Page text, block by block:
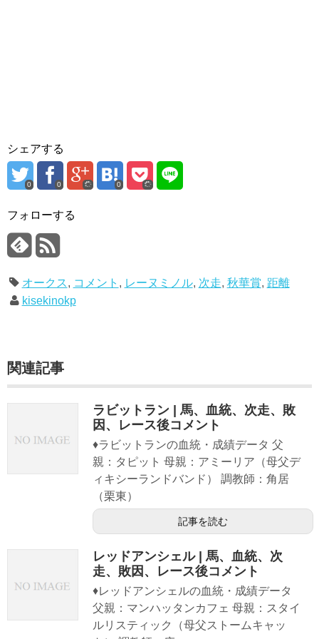
シェアする
0 0 0
フォローする
オークス, コメント , レーヌミノル, 次走, 秋華賞, 距離
kisekinokp
関連記事
ラビットラン | 馬、血統、次走、敗
因、レース後コメント
♦ラビットランの血統・成績データ 父
親：タピット 母親：アミーリア（母父デ
ィキシーランドバンド） 調教師：角居
（栗東）
記事を読む
レッドアンシェル | 馬、血統、次
走、敗因、レース後コメント
♦レッドアンシェルの血統・成績データ
父親：マンハッタンカフェ 母親：スタイ
ルリスティック（母父ストームキャッ